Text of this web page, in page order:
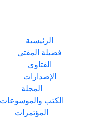
الرئيسية
فضيلة المفتى
الفتاوى
الإصدارات
المجلة
الكتب والموسوعات
المؤتمرات